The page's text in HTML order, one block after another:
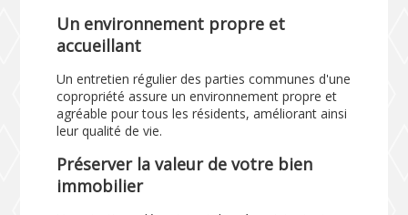
Un environnement propre et
accueillant
Un entretien régulier des parties communes d'une
copropriété assure un environnement propre et
agréable pour tous les résidents, améliorant ainsi
leur qualité de vie.
Préserver la valeur de votre bien
immobilier